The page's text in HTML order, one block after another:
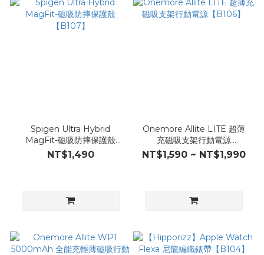
Spigen Ultra Hybrid
MagFit-磁吸防摔保護殼
【B107】
NT$1,490
Onemore Allite LITE 超薄
充磁吸支架行動電源
【B106】
NT$1,590 ~ NT$1,990